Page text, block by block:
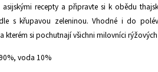
asijskými recepty a připravte si k obědu
s křupavou zeleninou. Vhodné i do
kterém si pochutnají všichni milovníci
voda 10%